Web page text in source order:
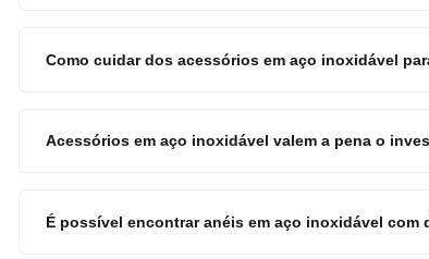
Como cuidar dos acessórios em aço inoxidável
Acessórios em aço inoxidável valem a pena o
É possível encontrar anéis em aço inoxidável com